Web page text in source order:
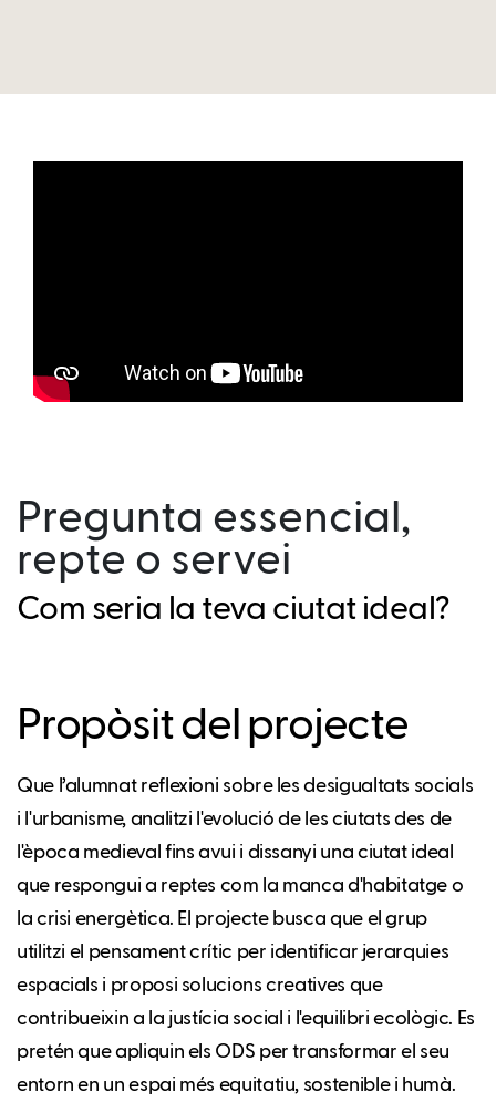
Pregunta essencial,
repte o servei
Com seria la teva ciutat ideal?
Propòsit del projecte
Que l’alumnat reflexioni sobre les desigualtats socials
i l'urbanisme, analitzi l'evolució de les ciutats des de
l'època medieval fins avui i dissanyi una ciutat ideal
que respongui a reptes com la manca d'habitatge o
la crisi energètica. El projecte busca que el grup
utilitzi el pensament crític per identificar jerarquies
espacials i proposi solucions creatives que
contribueixin a la justícia social i l'equilibri ecològic. Es
pretén que apliquin els ODS per transformar el seu
entorn en un espai més equitatiu, sostenible i humà.